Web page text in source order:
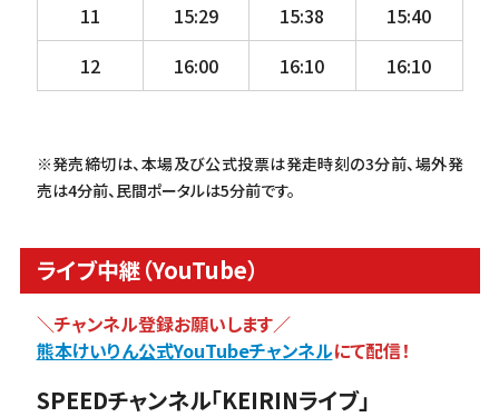
11 15:29 15:38
15:40
12
16:00 16:10 16:10
※発売締切は、本場及び公式投票は発走時刻の3分前、場外発
売は4分前、民間ポータルは5分前です。
ライブ中継（YouTube）
＼チャンネル登録お願いします／
熊本けいりん公式YouTubeチャンネルにて配信！
SPEEDチャンネル「KEIRINライブ」